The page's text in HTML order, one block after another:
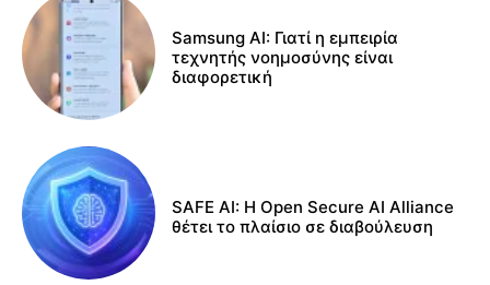
Samsung AI: Γιατί η εμπειρία
τεχνητής νοημοσύνης είναι
διαφορετική
SAFE AI: Η Open Secure AI Alliance
θέτει το πλαίσιο σε διαβούλευση